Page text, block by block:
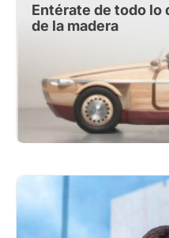
Entérate de todo lo
de la madera